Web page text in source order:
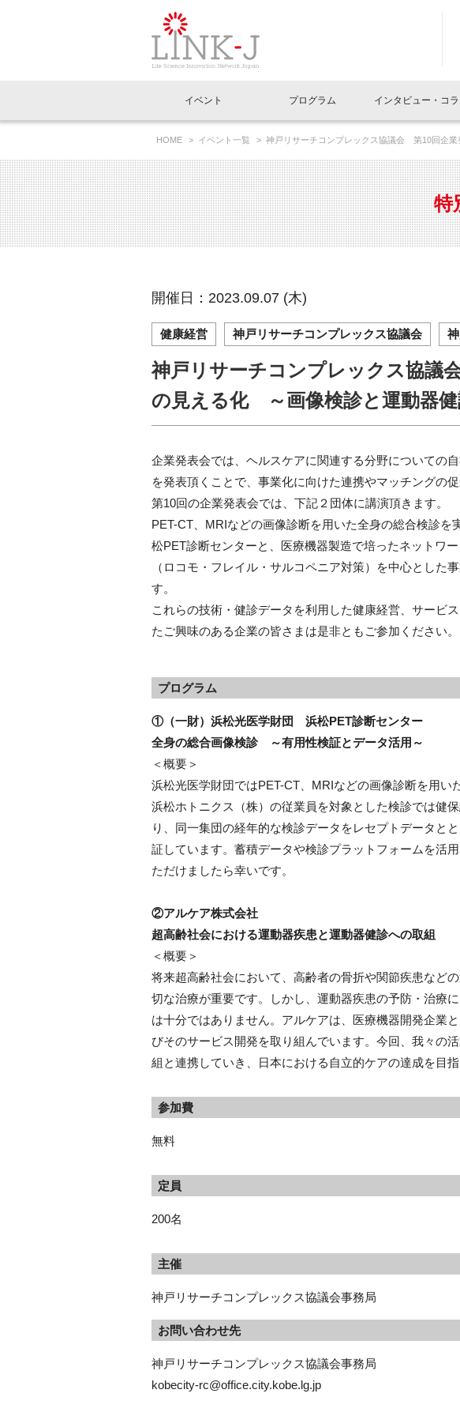
イベントお知らせメール登録
イベント
イベント一覧
LINK-J主催・共催 特別会員開催
LINK-J協賛・協力 出展・参加
プログラム
Out of Box相談室 What's
インタビュー・コ
インタビュー・コラム一覧
スペシャルインタビュー ベンチ
連載コラム サポー
ニュース一覧
トピック プレスリリース
メディア情報 海外関連
協賛・協力
理事長挨拶 Why in
国内外連携 サポー
組織概要 パンフ
特別会員一覧 特別会
専用メニューはこちら
ラウンジ・会議室 オフィ
アクセス
HOME イベント一覧 神戸リサーチコンプレックス協議会 第10回企
特
開催日：2023.09.07 (木)
健康経営 神戸リサーチコンプレックス協議会
神戸リサーチコンプレックス協
の見える化 ～画像検診と運動器健
企業発表会では、ヘルスケアに関連する分野についての
を発表頂くことで、事業化に向けた連携やマッチングの
第10回の企業発表会では、下記２団体に講演頂きます。
PET-CT、MRIなどの画像診断を用いた全身の総合検診
松PET診断センターと、医療機器製造で培ったネットワ
（ロコモ・フレイル・サルコペニア対策）を中心とした
す。
これらの技術・健診データを利用した健康経営、サービ
たご興味のある企業の皆さまは是非ともご参加ください。
プログラム
①（一財）浜松光医学財団 浜松PET診断センター
全身の総合画像検診 ～有用性検証とデータ活用～
＜概要＞
浜松光医学財団ではPET-CT、MRIなどの画像診断を用い
浜松ホトニクス（株）の従業員を対象とした検診では健
り、同一集団の経年的な検診データをレセプトデータと
証しています。蓄積データや検診プラットフォームを活
ただけましたら幸いです。
②アルケア株式会社
超高齢社会における運動器疾患と運動器健診への取組
＜概要＞
将来超高齢社会において、高齢者の骨折や関節疾患など
切な治療が重要です。しかし、運動器疾患の予防・治療
は十分ではありません。アルケアは、医療機器開発企業
びそのサービス開発を取り組んでいます。今回、我々の
組と連携していき、日本における自立的ケアの達成を目
参加費
無料
定員
200名
主催
神戸リサーチコンプレックス協議会事務局
お問い合わせ先
神戸リサーチコンプレックス協議会事務局
kobecity-rc@office.city.kobe.lg.jp